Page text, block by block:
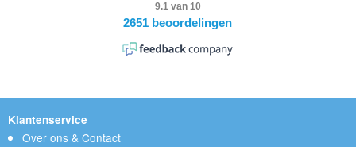
Klantenservice
Over ons & Contact